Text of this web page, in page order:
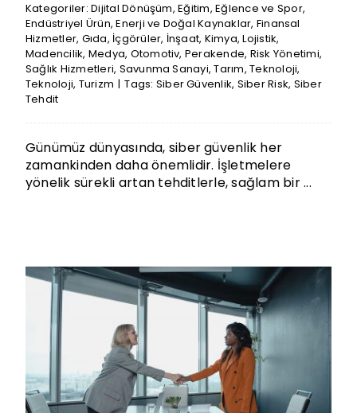
Kategoriler:Dijital Dönüşüm,Eğitim,Eğlence ve Spor,
Endüstriyel Ürün,Enerji ve Doğal Kaynaklar, Finansal
Hizmetler, Gıda, İçgörüler, İnşaat, Kimya,Lojistik,
Madencilik, Medya, Otomotiv, Perakende, Risk Yönetimi,
Sağlık Hizmetleri, Savunma Sanayi,Tarım,Teknoloji,
Teknoloji, Turizm | Tags: Siber Güvenlik, Siber Risk, Siber
Tehdit
Günümüz dünyasında, siber güvenlik her
zamankinden daha önemlidir. İşletmelere
yönelik sürekli artan tehditlerle, sağlam bir ...